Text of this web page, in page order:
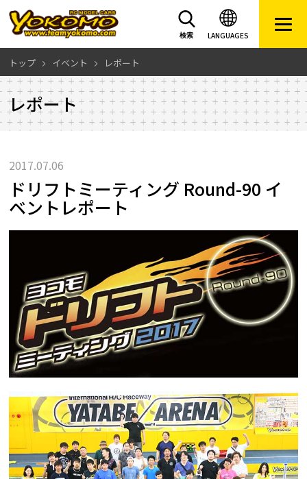
LANGUAGES
検索
トップ イベント レポート
レポート
2017.07.06
ドリフトミーティング Round-90 イ
ベントレポート